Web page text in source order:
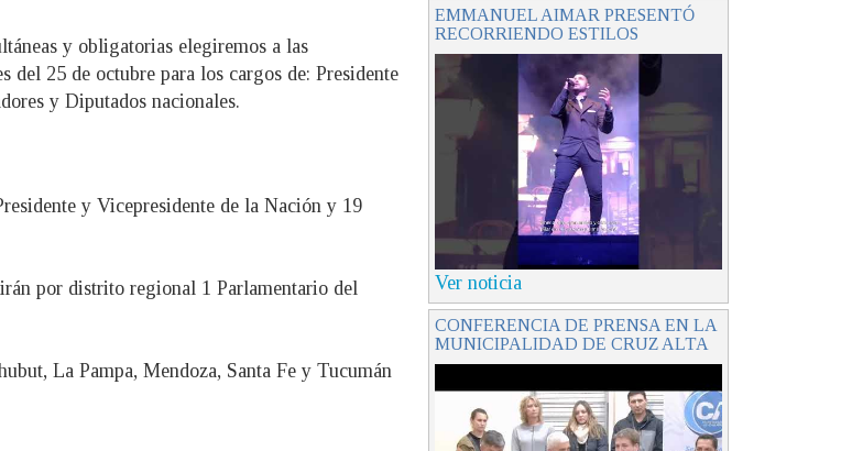
y obligatorias elegiremos a las
del 25 de octubre para los cargos de: Presidente
y Diputados nacionales.
y Vicepresidente de la Nación y 19
por distrito regional 1 Parlamentario del
La Pampa, Mendoza, Santa Fe y Tucumán
EMMANUEL AIMAR PRESENTÓ
RECORRIENDO ESTILOS
Ver noticia
CONFERENCIA DE PRENSA EN LA
MUNICIPALIDAD DE CRUZ ALTA